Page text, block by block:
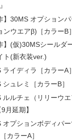
】30MS オプション
ンウエアβ)［カラーB］
】(仮)30MSシールダ
ト(新衣装ver.)
ライディラ［カラーA］
シュレミ［カラーB］
ルルチェ（リリーウ
月延期】
オプションボディパ
カラーA］